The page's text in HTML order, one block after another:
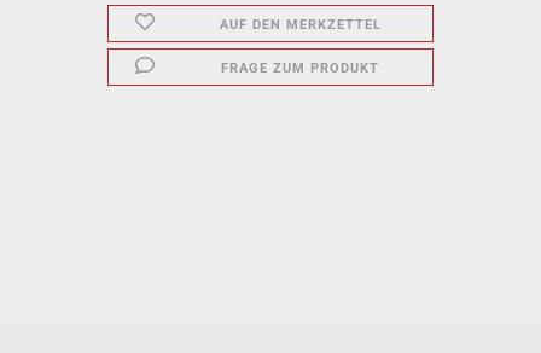
AUF DEN MERKZETTEL
FRAGE ZUM PRODUKT